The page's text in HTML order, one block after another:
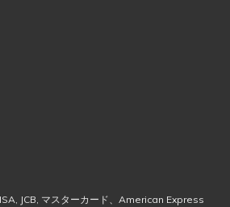
JCB, マスターカード、American Express